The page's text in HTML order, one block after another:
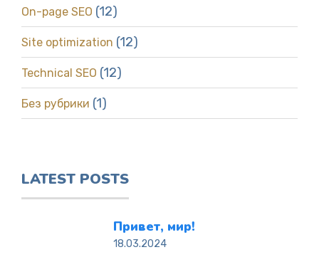
On-page SEO (12)
Site optimization (12)
Technical SEO (12)
Без рубрики (1)
LATEST POSTS
Привет, мир!
18.03.2024